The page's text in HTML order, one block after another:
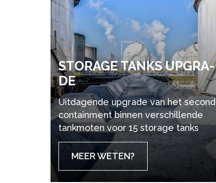
STOR­A­GE TANKS UP­GRA­
DE
Uitdagende upgrade van het second
containment binnen verschillende
tankmoten voor 15 storage tanks
MEER WETEN?